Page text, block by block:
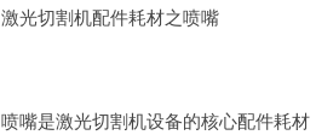
激光切割机配件耗材之喷嘴
喷嘴是激光切割机设备的核心配件耗